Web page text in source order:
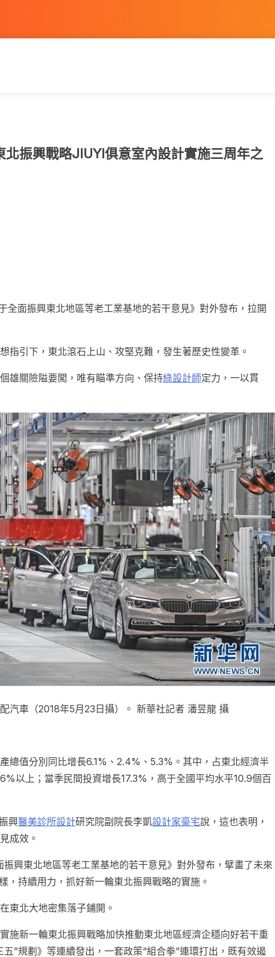
振興戰略JIUYI俱意室內設計實施三周年之
全面振興東北地區等老工業基地的若干意見》對外發布，拉開
指引下，東北滾石上山、攻堅克難，發生著歷史性變革。
雄關險隘要闖，唯有瞄準方向、保持綠設計師定力，一以貫
汽車（2018年5月23日攝）。 新華社記者 潘昱龍 攝
總值分別同比增長6.1%、2.4%、5.3%。其中，占東北經濟半
以上；當季民間投資增長17.3%，高于全國平均水平10.9個百
興醫美診所設計研究院副院長李凱設計家豪宅說，這也表明，
成效。
興東北地區等老工業基地的若干意見》對外發布，擘畫了未來
，持續用力，抓好新一輪東北振興戰略的實施。
東北大地密集落子鋪開。
施新一輪東北振興戰略加快推動東北地區經濟企穩向好若干重
”規劃》等連續發出，一套政策“組合拳”連環打出，既有效遏